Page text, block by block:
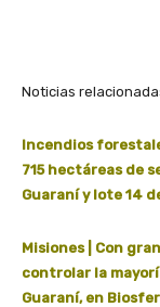
Noticias
Incendios
715 hectáreas de
Guaraní y lote 14
Misiones | Con
controlar la
Guaraní, en